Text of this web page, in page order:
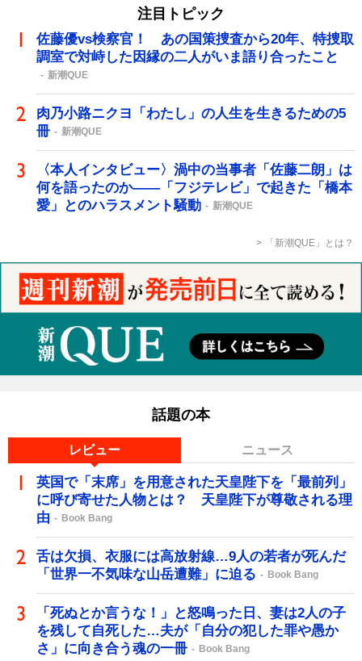
注目トピック
佐藤優vs検察官！ あの国策捜査から20年、特捜取
調室で対峙した因縁の二人がいま語り合ったこと
新潮QUE
肉乃小路ニクヨ「わたし」の人生を生きるための5
冊
新潮QUE
〈本人インタビュー〉渦中の当事者「佐藤二朗」は
何を語ったのか――「フジテレビ」で起きた「橋本
愛」とのハラスメント騒動
新潮QUE
「新潮QUE」とは？
話題の本
レビュー ニュース
英国で「末席」を用意された天皇陛下を「最前列」
に呼び寄せた人物とは？ 天皇陛下が尊敬される理
由
Book Bang
舌は欠損、衣服には高放射線…9人の若者が死んだ
「世界一不気味な山岳遭難」に迫る
Book Bang
「死ぬとか言うな！」と怒鳴った日、妻は2人の子
を残して自死した…夫が「自分の犯した罪や愚か
さ」に向き合う魂の一冊
Book Bang